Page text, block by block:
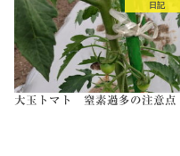
日記
大玉トマト 窒素過多の注意点